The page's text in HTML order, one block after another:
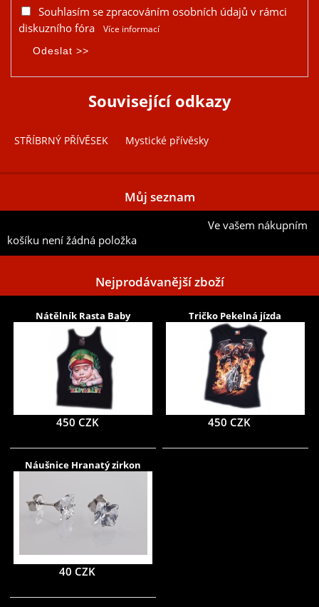
Souhlasím se zpracováním osobních údajů v rámci
diskuzního fóra
Více informací
Související odkazy
STŘÍBRNÝ PŘÍVĚSEK Mystické přívěsky
Můj seznam
Ve vašem nákupním
košíku není žádná položka
Nejprodávanější zboží
Nátělník Rasta Baby
450 CZK
Tričko Pekelná jízda
450 CZK
Náušnice Hranatý zirkon
40 CZK